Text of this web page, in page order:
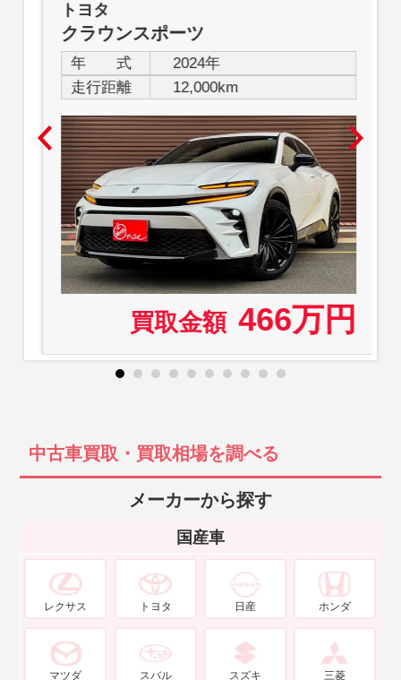
トヨタ
クラウンスポーツ
年 式
2024年
走行距離
12,000km
買取金額 466万円
中古車買取・買取相場を調べる
メーカーから探す
国産車
レクサス トヨタ 日産 ホンダ
マツダ スバル スズキ 三菱